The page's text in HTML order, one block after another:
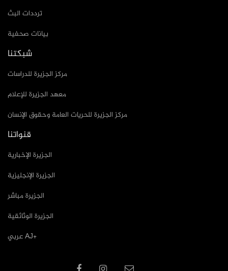
ترددات البث
بيانات صحفية
شبكتنا
مركز الجزيرة للدراسات
معهد الجزيرة للإعلام
مركز الجزيرة للحريات العامة وحقوق الإنسان
قنواتنا
الجزيرة الإخبارية
الجزيرة الإنجليزية
الجزيرة مباشر
الجزيرة الوثائقية
عربي AJ+